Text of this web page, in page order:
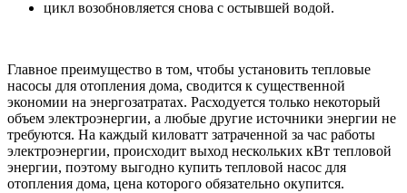
цикл возобновляется снова с остывшей водой.
Главное преимущество в том, чтобы установить тепловые
насосы для отопления дома, сводится к существенной
экономии на энергозатратах. Расходуется только некоторый
объем электроэнергии, а любые другие источники энергии не
требуются. На каждый киловатт затраченной за час работы
электроэнергии, происходит выход нескольких кВт тепловой
энергии, поэтому выгодно купить тепловой насос для
отопления дома, цена которого обязательно окупится.